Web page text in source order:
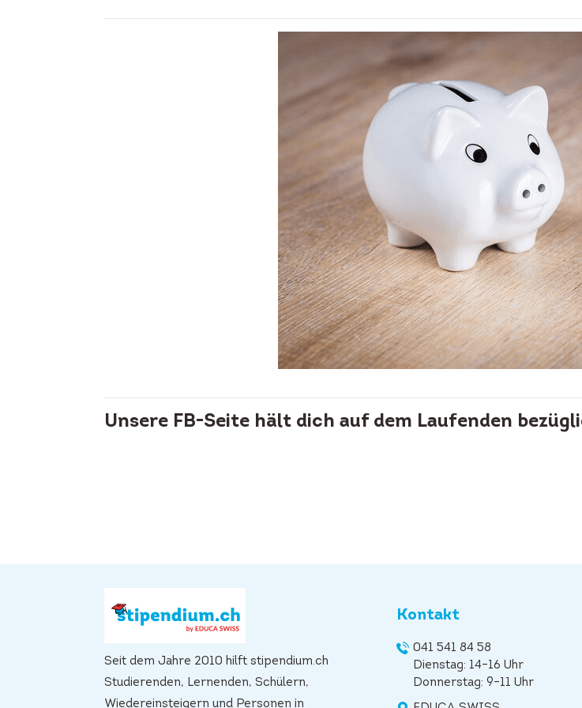
Unsere FB-Seite hält dich auf dem Laufenden
Seit dem Jahre 2010 hilft stipendium.ch
Studierenden, Lernenden, Schülern,
Wiedereinsteigern und Personen in
Kontakt
041 541 84 58
Dienstag: 14–16 Uhr
Donnerstag: 9–11 Uhr